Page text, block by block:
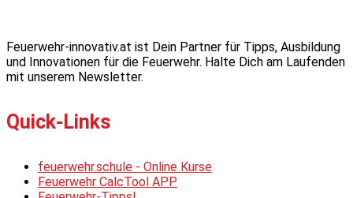
Feuerwehr-innovativ.at ist Dein Partner für Tipps, Ausbildung
und Innovationen für die Feuerwehr. Halte Dich am Laufenden
mit unserem Newsletter.
Quick-Links
feuerwehr.schule - Online Kurse
Feuerwehr CalcTool APP